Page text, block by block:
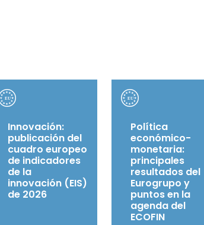
Innovación:
publicación del
cuadro europeo
de indicadores
de la
innovación (EIS)
de 2026
Política
económico-
monetaria:
principales
resultados del
Eurogrupo y
puntos en la
agenda del
ECOFIN